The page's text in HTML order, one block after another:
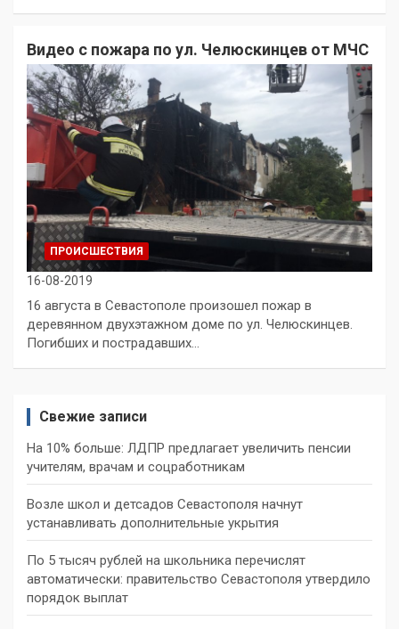
Видео с пожара по ул. Челюскинцев от МЧС
ПРОИСШЕСТВИЯ
16-08-2019
16 августа в Севастополе произошел пожар в
деревянном двухэтажном доме по ул. Челюскинцев.
Погибших и пострадавших…
Свежие записи
На 10% больше: ЛДПР предлагает увеличить пенсии
учителям, врачам и соцработникам
Возле школ и детсадов Севастополя начнут
устанавливать дополнительные укрытия
По 5 тысяч рублей на школьника перечислят
автоматически: правительство Севастополя утвердило
порядок выплат